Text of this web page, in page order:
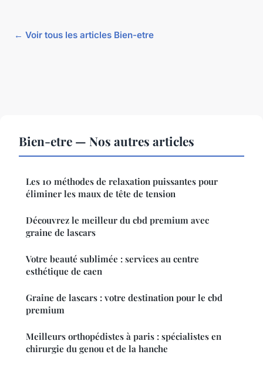
← Voir tous les articles Bien-etre
Bien-etre — Nos autres articles
Les 10 méthodes de relaxation puissantes pour
éliminer les maux de tête de tension
Découvrez le meilleur du cbd premium avec
graine de lascars
Votre beauté sublimée : services au centre
esthétique de caen
Graine de lascars : votre destination pour le cbd
premium
Meilleurs orthopédistes à paris : spécialistes en
chirurgie du genou et de la hanche